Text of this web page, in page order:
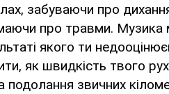
забуваючи про
про травми. Музика
якого ти
як швидкість твого
звичних